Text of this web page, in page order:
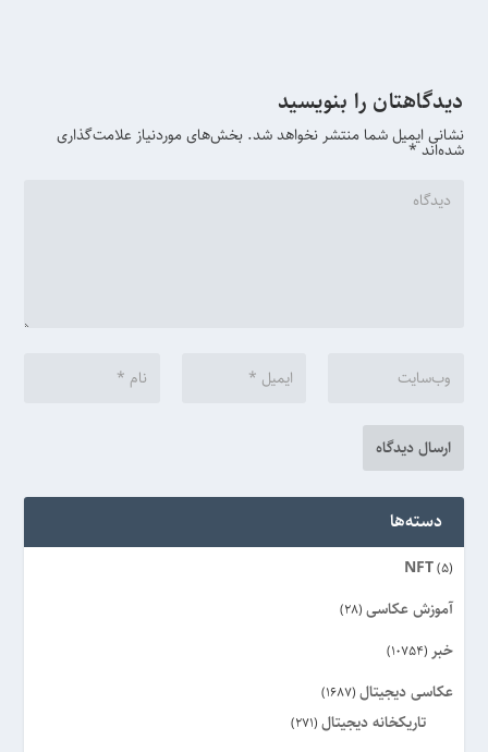
دیدگاهتان را بنویسید
نشانی ایمیل شما منتشر نخواهد شد. بخش‌های موردنیاز علامت‌گذاری
شده‌اند*
دسته‌ها
NFT(5)
آموزش عکاسی (28)
خبر (10754)
عکاسی دیجیتال (1687)
تاریکخانه دیجیتال (271)